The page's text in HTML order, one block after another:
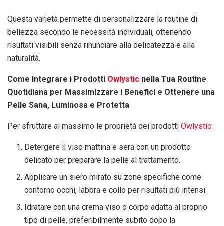
Questa varietà permette di personalizzare la routine di
bellezza secondo le necessità individuali, ottenendo
risultati visibili senza rinunciare alla delicatezza e alla
naturalità.
Come Integrare i Prodotti Owlystic nella Tua Routine
Quotidiana per Massimizzare i Benefici e Ottenere una
Pelle Sana, Luminosa e Protetta
Per sfruttare al massimo le proprietà dei prodotti Owlystic:
Detergere il viso mattina e sera con un prodotto
delicato per preparare la pelle al trattamento.
Applicare un siero mirato su zone specifiche come
contorno occhi, labbra e collo per risultati più intensi.
Idratare con una crema viso o corpo adatta al proprio
tipo di pelle, preferibilmente subito dopo la